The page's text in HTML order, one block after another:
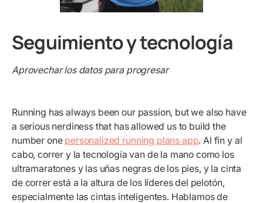
Seguimiento y tecnología
Aprovechar los datos para progresar
Running has always been our passion, but we also have
a serious nerdiness that has allowed us to build the
number one personalized running plans app. Al fin y al
cabo, correr y la tecnología van de la mano como los
ultramaratones y las uñas negras de los pies, y la cinta
de correr está a la altura de los líderes del pelotón,
especialmente las cintas inteligentes. Hablamos de